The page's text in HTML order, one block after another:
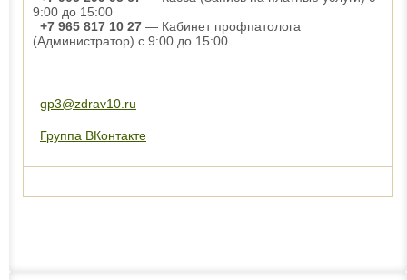
9:00 до 15:00
+7 965 817 10 27 — Кабинет профпатолога
(Администратор) с 9:00 до 15:00
gp3@zdrav10.ru
Группа ВКонтакте